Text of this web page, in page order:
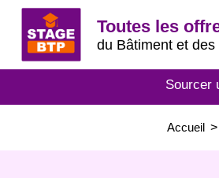
Toutes les
du Bâtiment et
Sourcer
Accueil >